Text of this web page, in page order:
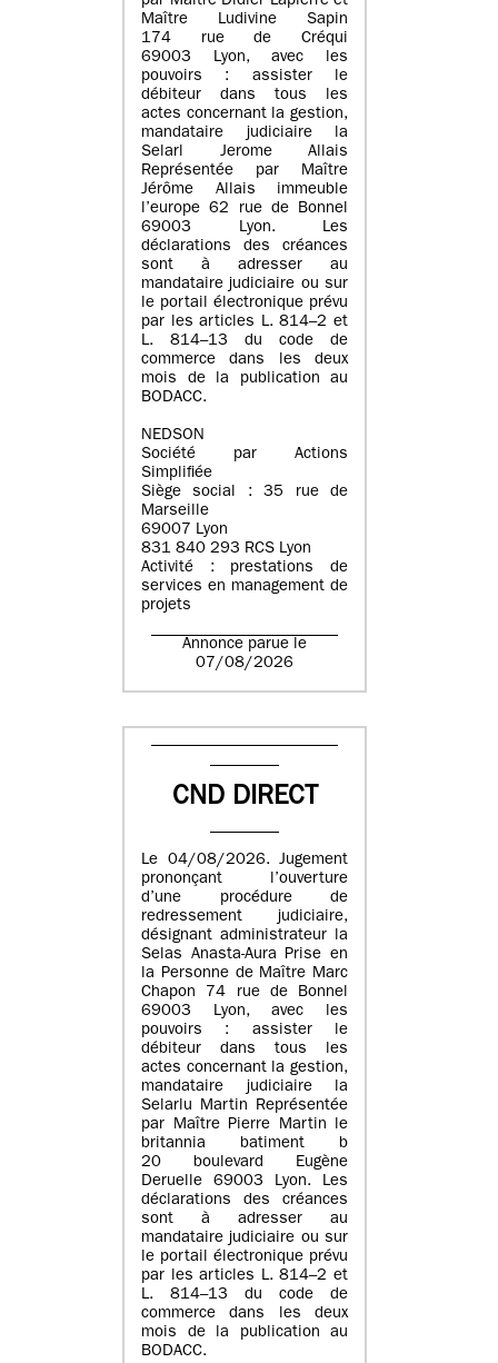
Maître Ludivine Sapin
174 rue de Créqui
69003 Lyon, avec les
pouvoirs : assister le
débiteur dans tous les
actes concernant la gestion,
mandataire judiciaire la
Selarl Jerome Allais
Représentée par Maître
Jérôme Allais immeuble
l’europe 62 rue de Bonnel
69003 Lyon. Les
déclarations des créances
sont à adresser au
mandataire judiciaire ou sur
le portail électronique prévu
par les articles L. 814–2 et
L. 814–13 du code de
commerce dans les deux
mois de la publication au
BODACC.
NEDSON
Société par Actions
Simplifiée
Siège social : 35 rue de
Marseille
69007 Lyon
831 840 293 RCS Lyon
Activité : prestations de
services en management de
projets
Annonce parue le
07/08/2026
CND DIRECT
Le 04/08/2026. Jugement
prononçant l’ouverture
d’une procédure de
redressement judiciaire,
désignant administrateur la
Selas Anasta-Aura Prise en
la Personne de Maître Marc
Chapon 74 rue de Bonnel
69003 Lyon, avec les
pouvoirs : assister le
débiteur dans tous les
actes concernant la gestion,
mandataire judiciaire la
Selarlu Martin Représentée
par Maître Pierre Martin le
britannia batiment b
20 boulevard Eugène
Deruelle 69003 Lyon. Les
déclarations des créances
sont à adresser au
mandataire judiciaire ou sur
le portail électronique prévu
par les articles L. 814–2 et
L. 814–13 du code de
commerce dans les deux
mois de la publication au
BODACC.